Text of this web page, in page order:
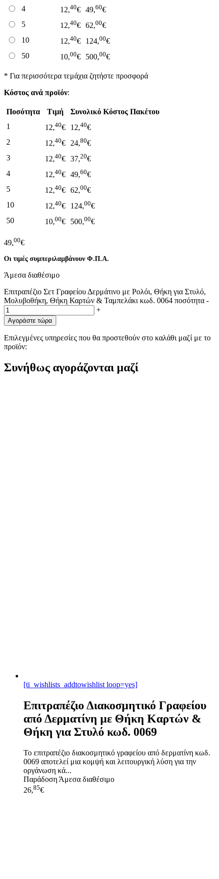
4 12,40€ 49,60€
5
12,40€ 62,00€
10
12,40€ 124,00€
50
10,00€ 500,00€
* Για περισσότερα τεμάχια ζητήστε προσφορά
Κόστος ανά προϊόν:
Ποσότητα Τιμή
Συνολικό Κόστος Πακέτου
1
12,40€ 12,40€
2
12,40€ 24,80€
3
12,40€ 37,20€
4
12,40€ 49,60€
5
12,40€ 62,00€
10
12,40€ 124,00€
50
10,00€ 500,00€
49,00€
Οι τιμές συμπεριλαμβάνουν Φ.Π.Α.
Άμεσα διαθέσιμο
Επιτραπέζιο Σετ Γραφείου Δερμάτινο με Ρολόι, Θήκη για Στυλό,
Μολυβοθήκη, Θήκη Καρτών & Ταμπελάκι κωδ. 0064 ποσότητα -
+
Αγοράστε τώρα
Επιλεγμένες υπηρεσίες που θα προστεθούν στο καλάθι μαζί με το
προϊόν:
Συνήθως αγοράζονται μαζί
[ti_wishlists_addtowishlist loop=yes]
Επιτραπέζιο Διακοσμητικό Γραφείου
από Δερματίνη με Θήκη Καρτών &
Θήκη για Στυλό κωδ. 0069
Το επιτραπέζιο διακοσμητικό γραφείου από δερματίνη κωδ.
0069 αποτελεί μια κομψή και λειτουργική λύση για την
οργάνωση κά...
Παράδοση Άμεσα διαθέσιμο
26,85€